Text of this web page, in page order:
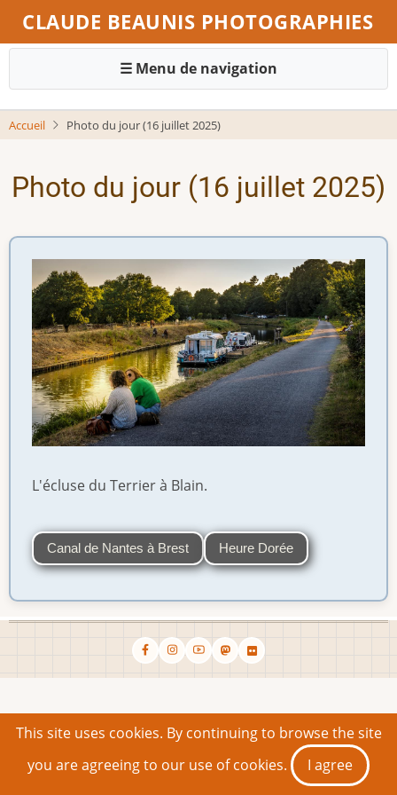
Aller
contenu
CLAUDE BEAUNIS PHOTOGRAPHIES
Navigation
Accueil Photo du jour (16 juillet 2025)
Photo du jour (16 juillet 2025)
L'écluse du Terrier à Blain.
Canal de Nantes à Brest Heure Dorée
This site uses cookies. By continuing to browse the site
you are agreeing to our use of cookies.
I agree